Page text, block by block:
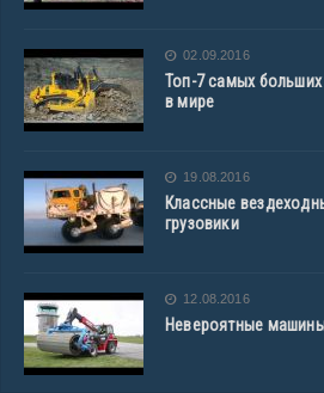
02.09.2016
Топ-7 самых
в мире
19.08.2016
Классные
грузовики
12.08.2016
Невероятные